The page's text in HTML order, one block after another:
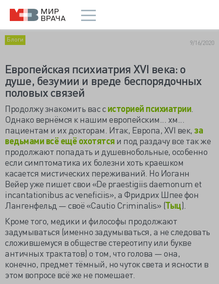
Блоги 9/16/2020
Европейская психиатрия XVI века: о
душе, безумии и вреде беспорядочных
половых связей
Продолжу знакомить вас систорией психиатрии
Однако вернёмся к нашим европейским... хм...
пациентам и их докторам. Итак, Европа, XVI век, за
ведьмами всё ещё охотятся и под раздачу все так же
продолжают попадать и душевнобольные, особенно
если симптоматика их болезни хоть краешком
касается мистических переживаний. Но Иоганн
Вейер уже пишет свои «De praestigiis daemonum et
incantationibus ac veneficiis», а Фридрих Шпее фон
Лангенфельд — своё «Cautio Criminalis» (Тыц).
Кроме того, медики и философы продолжают
задумываться (именно задумываться, а не следовать
сложившемуся в обществе стереотипу или букве
античных трактатов) о том, что голова — она,
конечно, предмет тёмный, но чуток света и ясности в
этом вопросе всё же не помешает.